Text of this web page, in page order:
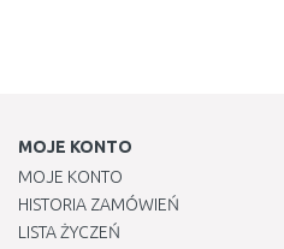
MOJE KONTO
MOJE KONTO
HISTORIA ZAMÓWIEŃ
LISTA ŻYCZEŃ